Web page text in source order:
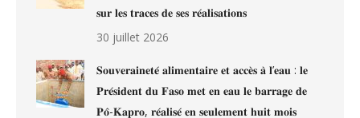
𝐬𝐮𝐫 𝐥𝐞𝐬 𝐭𝐫𝐚𝐜𝐞𝐬 𝐝𝐞 𝐬𝐞𝐬 𝐫𝐞́𝐚𝐥𝐢𝐬𝐚𝐭𝐢𝐨𝐧𝐬
30 juillet 2026
𝐒𝐨𝐮𝐯𝐞𝐫𝐚𝐢𝐧𝐞𝐭𝐞́ 𝐚𝐥𝐢𝐦𝐞𝐧𝐭𝐚𝐢𝐫𝐞 𝐞𝐭 𝐚𝐜𝐜𝐞̀𝐬 𝐚̀ 𝐥’𝐞𝐚𝐮 : 𝐥𝐞
𝐏𝐫𝐞́𝐬𝐢𝐝𝐞𝐧𝐭 𝐝𝐮 𝐅𝐚𝐬𝐨 𝐦𝐞𝐭 𝐞𝐧 𝐞𝐚𝐮 𝐥𝐞 𝐛𝐚𝐫𝐫𝐚𝐠𝐞 𝐝𝐞
𝐏𝐨̂-𝐊𝐚𝐩𝐫𝐨, 𝐫𝐞́𝐚𝐥𝐢𝐬𝐞́ 𝐞𝐧 𝐬𝐞𝐮𝐥𝐞𝐦𝐞𝐧𝐭 𝐡𝐮𝐢𝐭 𝐦𝐨𝐢𝐬